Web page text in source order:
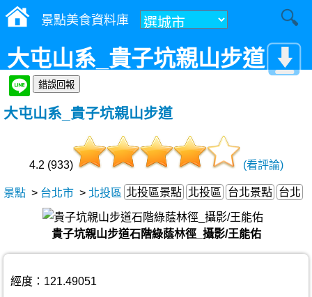
景點美食資料庫
大屯山系_貴子坑親山步道
大屯山系_貴子坑親山步道
4.2 (933) (看評論)
景點 > 台北市 > 北投區 北投區景點 北投區 台北景點 台北
貴子坑親山步道石階綠蔭林徑_攝影/王能佑
經度：121.49051